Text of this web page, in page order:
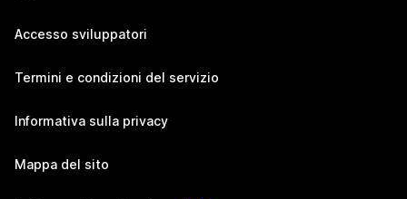
Accesso sviluppatori
Termini e condizioni del servizio
Informativa sulla privacy
Mappa del sito